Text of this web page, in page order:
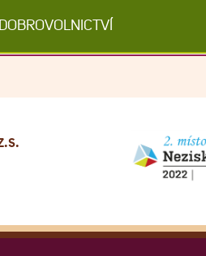
DOBROVOLNICTVÍ